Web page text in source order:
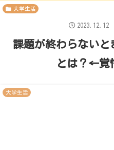
大学生活
課題が終わらない
とは？←覚
大学生活
2023.12.12